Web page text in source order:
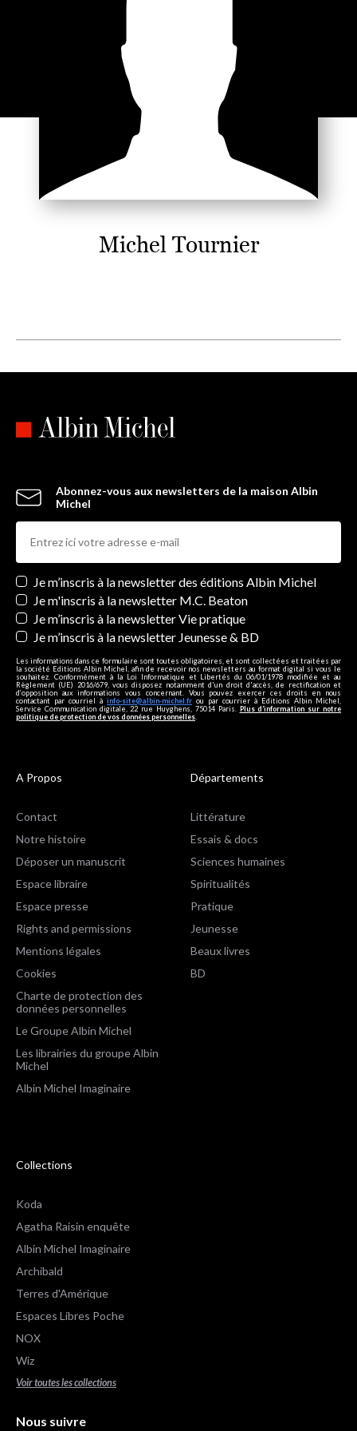
Michel Tournier
Abonnez-vous aux newsletters de la maison Albin
Michel
Newsletters
Je m’inscris à la newsletter des éditions Albin Michel
Je m'inscris à la newsletter M.C. Beaton
Je m’inscris à la newsletter Vie pratique
Je m’inscris à la newsletter Jeunesse & BD
Les informations dans ce formulaire sont toutes obligatoires, et sont collectées et traitées par
la société Editions Albin Michel, afin de recevoir nos newsletters au format digital si vous le
souhaitez. Conformément à la Loi Informatique et Libertés du 06/01/1978 modifiée et au
Règlement (UE) 2016/679, vous disposez notamment d'un droit d'accès, de rectification et
d’opposition aux informations vous concernant. Vous pouvez exercer ces droits en nous
contactant par courriel à info-site@albin-michel.fr ou par courrier à Editions Albin Michel,
Service Communication digitale, 22 rue Huyghens, 75014 Paris. Plus d’information sur notre
politique de protection de vos données personnelles
A Propos
Contact
Notre histoire
Déposer un manuscrit
Espace libraire
Espace presse
Rights and permissions
Mentions légales
Cookies
Charte de protection des
données personnelles
Le Groupe Albin Michel
Les librairies du groupe Albin
Michel
Albin Michel Imaginaire
Départements
Littérature
Essais & docs
Sciences humaines
Spiritualités
Pratique
Jeunesse
Beaux livres
BD
Collections
Koda
Agatha Raisin enquête
Albin Michel Imaginaire
Archibald
Terres d'Amérique
Espaces Libres Poche
NOX
Wiz
Voir toutes les collections
Nous suivre